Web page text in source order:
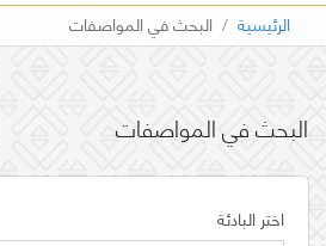
الرئيسية البحث في المواصفات
البحث في المواصفات
اختر البادئة